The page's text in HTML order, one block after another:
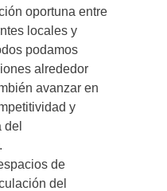
oportuna entre
locales y
podamos
alrededor
avanzar en
y
de
del